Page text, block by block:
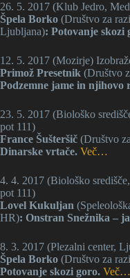
26. 5. 2017 (Klub Jedro,
Špela Borko (Društvo za
Ljubljana): Potovanje skozi
12. 5. 2017 (Mozirje)
Primož Presetnik (Društvo
Podzemne jame in njihovo
23. 5. 2017 (Biološko
pot 111)
France Šušteršič (Društvo
Dinarske vrtače. Več…
4. 4. 2017 (Biološko
pot 111)
Lovel Kukuljan
HR): Onstran Snežnika –
8. 3. 2017 (Plezalni center,
Špela Borko (Društvo za
Potovanje skozi goro. Več…